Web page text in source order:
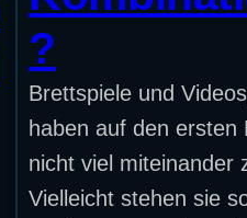
?
Brettspiele und
haben auf den ersten
nicht viel miteinander
Vielleicht stehen sie